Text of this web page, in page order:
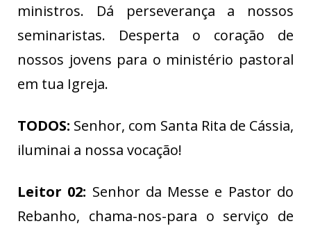
ministros. Dá perseverança a nossos
seminaristas. Desperta o coração de
nossos jovens para o ministério pastoral
em tua Igreja.
TODOS: Senhor, com Santa Rita de Cássia,
iluminai a nossa vocação!
Leitor 02: Senhor da Messe e Pastor do
Rebanho, chama-nos-para o serviço de